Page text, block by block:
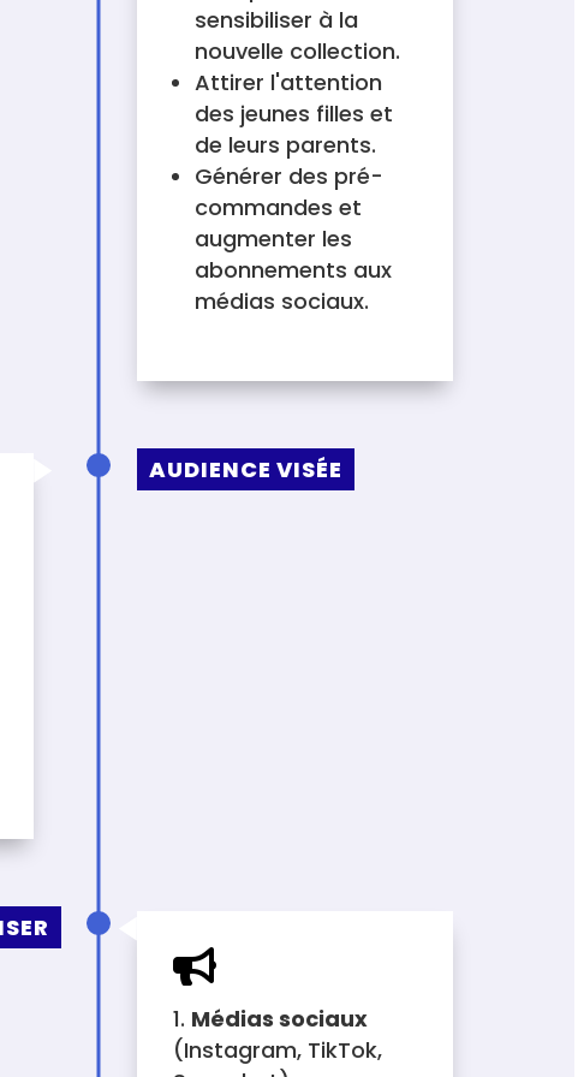
sensibiliser à la
nouvelle collection.
Attirer l'attention
des jeunes filles et
de leurs parents.
Générer des pré-
commandes et
augmenter les
abonnements aux
médias sociaux.
AUDIENCE VISÉE

Médias sociaux
(Instagram, TikTok,